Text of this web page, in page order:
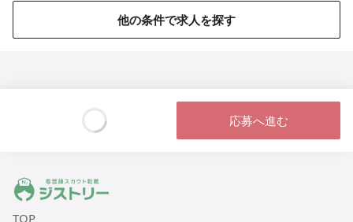
他の条件で求人を探す
応募へ進む
ジストリー 看護師の転職マッチング
TOP